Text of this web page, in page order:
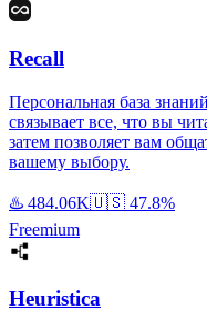
Recall
Персональная база
связывает все, что вы
затем позволяет вам
вашему выбору.
♨️ 484.06K🇺🇸 47.8%
Freemium
Heuristica